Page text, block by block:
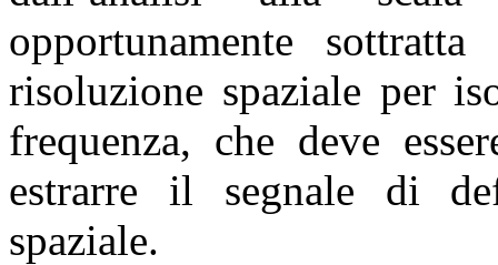
opportunamente
risoluzione spaziale per
frequenza, che deve
estrarre il segnale di
spaziale.